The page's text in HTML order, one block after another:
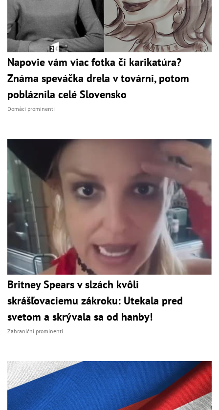
Napovie vám viac fotka či karikatúra?
Známa speváčka drela v továrni, potom
pobláznila celé Slovensko
Domáci prominenti
Britney Spears v slzách kvôli
skrášľovaciemu zákroku: Utekala pred
svetom a skrývala sa od hanby!
Zahraniční prominenti